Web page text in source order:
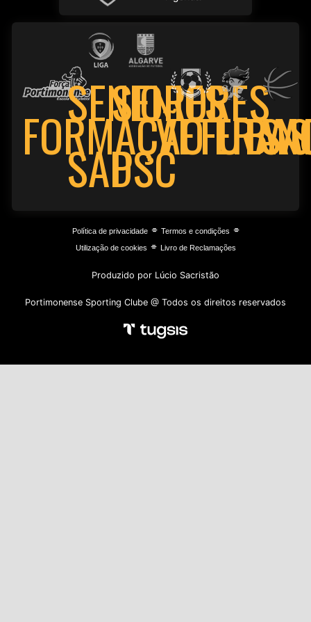
FORMAÇÃO
SENIORES
SAD
SENIORES
PSC
Política de privacidade⌯ Termos e condições ⌯
Utilização de cookies ⌯ Livro de Reclamações
Produzido por Lúcio Sacristão
Portimonense Sporting Clube @ Todos os direitos reservados